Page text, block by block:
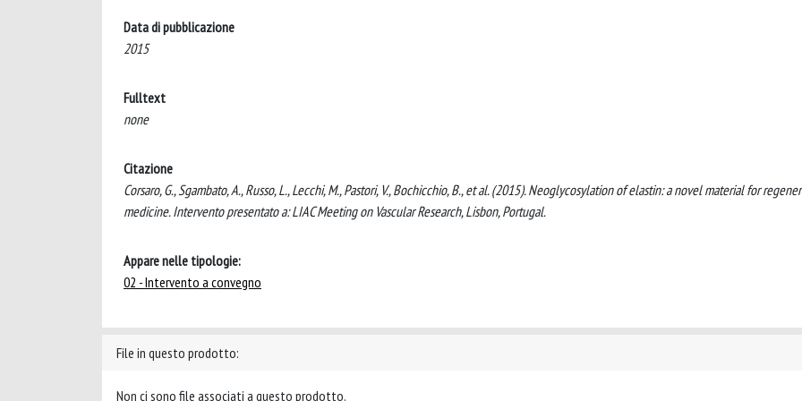
Data di pubblicazione
2015
Fulltext
none
Citazione
Corsaro, G., Sgambato, A., Russo, L., Lecchi, M., Pastori, V., Bochicchio, B., et al. (2015). Neoglycosylation of elastin: a novel material for
medicine. Intervento presentato a: LIAC Meeting on Vascular Research, Lisbon, Portugal.
Appare nelle tipologie:
02 - Intervento a convegno
File in questo prodotto:
Non ci sono file associati a questo prodotto.